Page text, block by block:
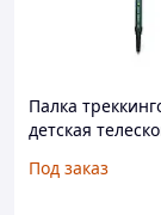
Палка
детская
Под заказ